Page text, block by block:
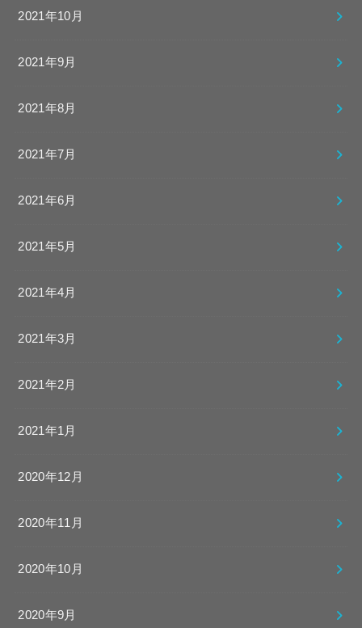
2021年10月
2021年9月
2021年8月
2021年7月
2021年6月
2021年5月
2021年4月
2021年3月
2021年2月
2021年1月
2020年12月
2020年11月
2020年10月
2020年9月